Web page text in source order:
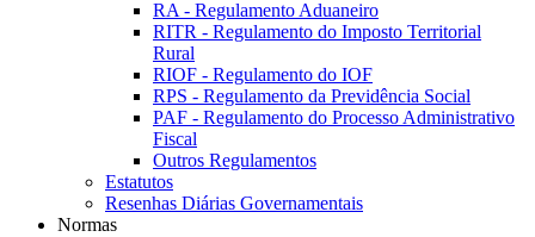
RA - Regulamento Aduaneiro
RITR - Regulamento do Imposto Territorial
Rural
RIOF - Regulamento do IOF
RPS - Regulamento da Previdência Social
PAF - Regulamento do Processo Administrativo
Fiscal
Outros Regulamentos
Estatutos
Resenhas Diárias Governamentais
Normas